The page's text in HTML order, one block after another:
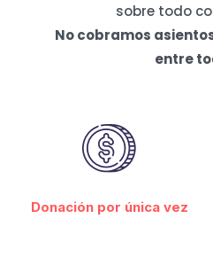
sobre todo
No cobramos
entre
Donación por única vez